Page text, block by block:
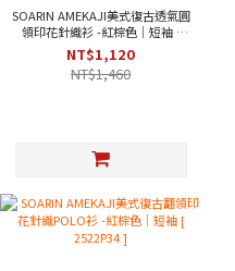
SOARIN AMEKAJI美式復古透氣圓
領印花針織衫 -紅棕色｜短袖 [
2524T26 ]
NT$1,120
NT$1,460